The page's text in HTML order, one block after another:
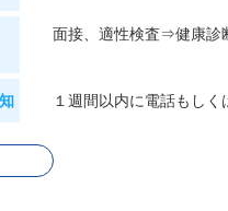
面接、適性検査⇒健康
１週間以内に電話もしく